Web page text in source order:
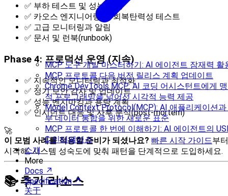
MCP 도구 개발 마스터하기: AI 에이전트 잠재력 활
MCP 프로토콜 다음 버전 릴리스 계획 업데이트
Chrome DevTools MCP: AI 코딩 어시스턴트에게
적 프로그래밍을 넘어선 시각적 능력 제공
Model Context Protocol(MCP): AI 애플리케이션과
부 데이터 통합을 위한 새로운 표준
MCP 프로토콜 한 번에 이해하기: AI 에이전트의
C 인터페이스
소개
More
Docs ↗
Specification ↗
关于
✅ 부하 테스트 및 성능 튜닝
✅ 카오스 엔지니어링 및 회복탄력성 테스트
✅ 고급 모니터링과 알림
✅ 문서 및 런북(runbook)
Phase 4: 프로덕션 운영 (지속)
✅ 지속적인 모니터링과 최적화
✅ 정기 보안 감사 및 업데이트
✅ 성능 벤치마킹과 용량 계획
✅ 인시던트 대응 및 사후 분석(post-mortem)
🚀
이 모범 사례를 적용할 준비가 되셨나요? 빠른 시작 가이드부터
시작해, 시스템 성숙도에 맞춰 패턴을 단계적으로 도입하세요.
📚 추가 리소스